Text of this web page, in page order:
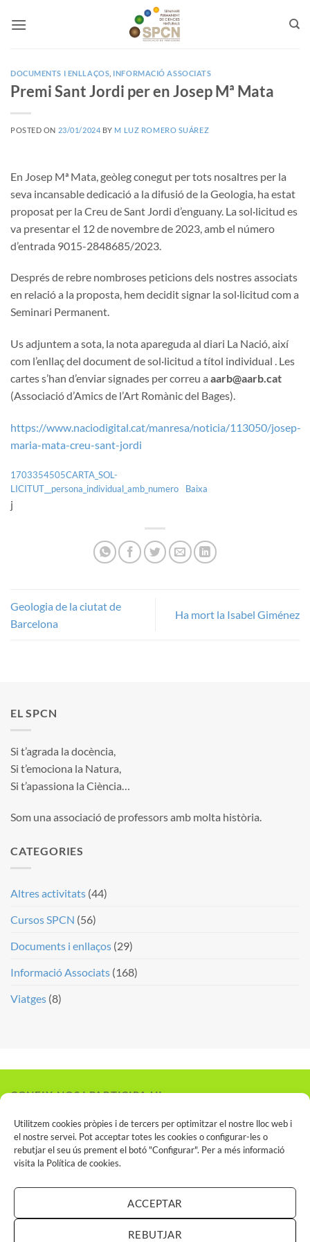
Utilitzem cookies pròpies i de tercers per optimitzar el nostre lloc web i
el nostre servei. Pot acceptar totes les cookies o configurar-les o
rebutjar el seu ús prement el botó "Configurar". Per a més informació
visita la Política de cookies.
ACCEPTAR
REBUTJAR
DOCUMENTS I ENLLAÇOS INFORMACIÓ ASSOCIATS
Premi Sant Jordi per en Josep Mª Mata
POSTED ON 23/01/2024 BY M LUZ ROMERO SUÁREZ
En Josep Mª Mata, geòleg conegut per tots nosaltres per la
seva incansable dedicació a la difusió de la Geologia, ha estat
proposat per la Creu de Sant Jordi d’enguany. La sol·licitud es
va presentar el 12 de novembre de 2023, amb el número
d’entrada 9015-2848685/2023.
Després de rebre nombroses peticions dels nostres associats
en relació a la proposta, hem decidit signar la sol·licitud com a
Seminari Permanent.
Us adjuntem a sota, la nota apareguda al diari La Nació, així
com l’enllaç del document de sol·licitud a títol individual . Les
cartes s’han d’enviar signades per correu a aarb@aarb.cat
(Associació d’Amics de l’Art Romànic del Bages).
https://www.naciodigital.cat/manresa/noticia/113050/josep-
maria-mata-creu-sant-jordi
1703354505CARTA_SOL-
LICITUT__persona_individual_amb_numero
Baixa
j
Geologia de la ciutat de
Barcelona
Ha mort la Isabel Giménez
EL SPCN
Si t’agrada la docència,
Si t’emociona la Natura,
Si t’apassiona la Ciència…
Som una associació de professors amb molta història.
CATEGORIES
Altres activitats (44)
Cursos SPCN (56)
Documents i enllaços (29)
Informació Associats (168)
Viatges (8)
CONEIX-NOS I PARTICIPA-HI
Vols associar-te?
INSCRIU-TE AL SPCN